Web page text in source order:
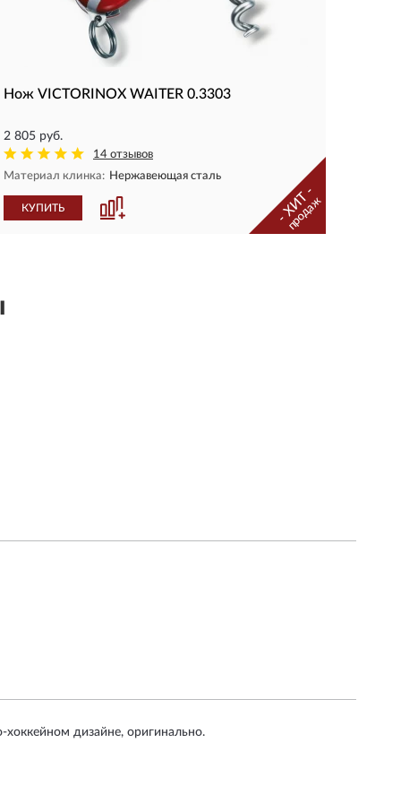
Нож VICTORINOX WAITER 0.3303
2 805 руб.
14 отзывов
Материал клинка: Нержавеющая сталь
КУПИТЬ - ХИТ -
продаж
дизайне, оригинально.